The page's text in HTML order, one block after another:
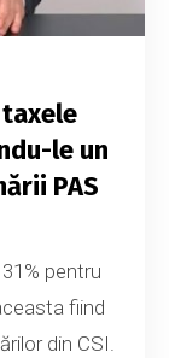
le un
PAS
pentru
fiind
din CSI.